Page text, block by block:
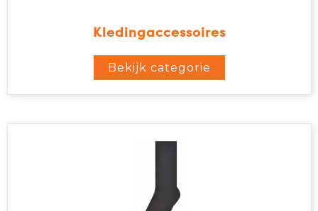
Kledingaccessoires
Bekijk categorie